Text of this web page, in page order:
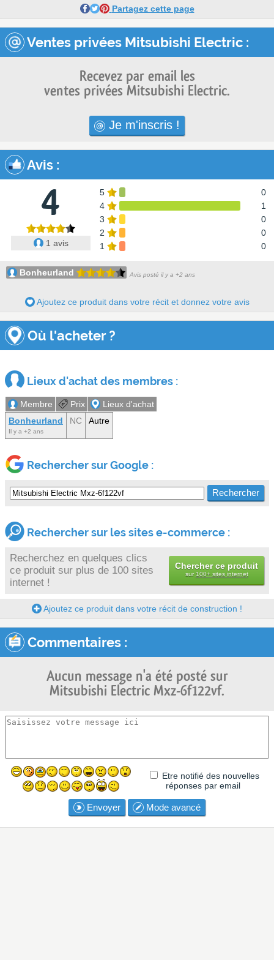
Partagez cette page
Ventes privées Mitsubishi Electric :
Recevez par email les
ventes privées Mitsubishi Electric.
Je m'inscris !
Avis :
4
1 avis
5
0
4
1
3
0
2
0
1
0
Bonheurland Avis posté il y a +2 ans
Ajoutez ce produit dans votre récit et donnez votre avis
Où l'acheter ?
Lieux d'achat des membres :
Membre Prix
Lieux d'achat
Bonheurland
Il y a +2 ans
NC Autre
Rechercher sur Google :
Rechercher sur les sites e-commerce :
Recherchez en quelques clics
ce produit sur plus de 100 sites
internet !
Chercher ce produit
sur 100+ sites internet
Ajoutez ce produit dans votre récit de construction !
Commentaires :
Aucun message n'a été posté sur
Mitsubishi Electric Mxz-6f122vf.
Etre notifié des nouvelles
réponses par email
Envoyer Mode avancé